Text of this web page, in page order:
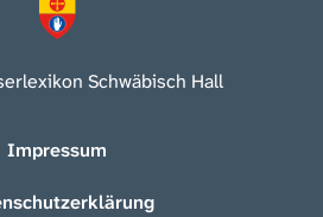
Schwäbisch Hall
Impressum